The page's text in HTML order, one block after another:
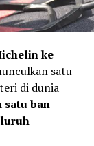
ke
satu
di dunia
satu ban